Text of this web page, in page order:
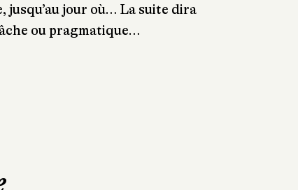
jusqu’au jour où… La suite dira
ou pragmatique…